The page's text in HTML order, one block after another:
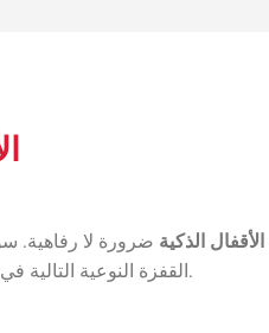
الأقفال الذكية ضرورة لا رفاهية.
القفزة النوعية التالية، فإن التحول نحو هذه الأنظمة يضمن لك حماية متكاملة تواكب العصر.